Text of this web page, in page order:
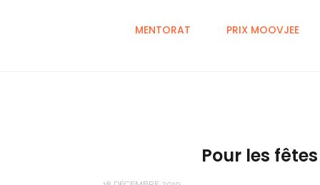
MENTORAT PRIX MOOVJEE
Pour les